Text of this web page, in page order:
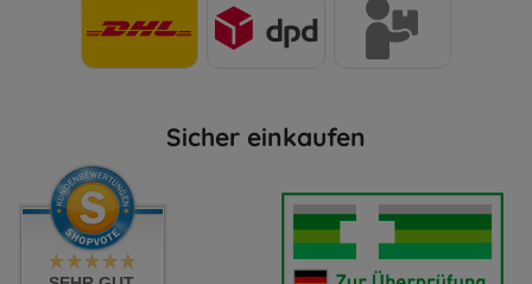
Sicher einkaufen